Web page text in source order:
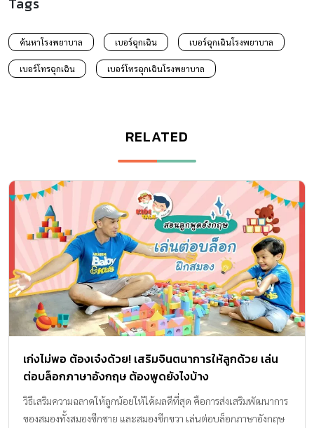
ค้นหาโรงพยาบาล เบอร์ฉุกเฉิน เบอร์ฉุกเฉินโรงพยาบาล
เบอร์โทรฉุกเฉิน เบอร์โทรฉุกเฉินโรงพยาบาล
RELATED
เก่งไม่พอ ต้องเจ๋งด้วย! เสริมจินตนาการให้ลูกด้วย เล่น
ต่อบล็อกภาษาอังกฤษ ต้องพูดยังไงบ้าง
วิธีเสริมความฉลาดให้ลูกน้อยให้ได้ผลดีที่สุด คือการส่งเสริมพัฒนาการ
ของสมองทั้งสมองซีกซาย และสมองซีกขวา เล่นต่อบล็อกภาษาอังกฤษ